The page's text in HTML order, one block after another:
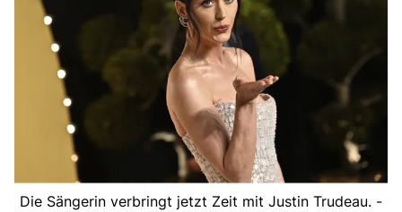
Die Sängerin verbringt jetzt Zeit mit Justin Trudeau. -